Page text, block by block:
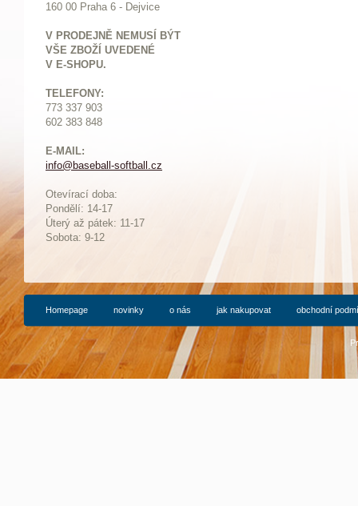
160 00 Praha 6 - Dejvice
V PRODEJNĚ NEMUSÍ BÝT
VŠE ZBOŽÍ UVEDENÉ
V E-SHOPU.
TELEFONY:
773 337 903
602 383 848
E-MAIL:
info@baseball-softball.cz
Otevírací doba:
Pondělí: 14-17
Úterý až pátek: 11-17
Sobota: 9-12
Homepage novinky o nás jak nakupovat obchodní